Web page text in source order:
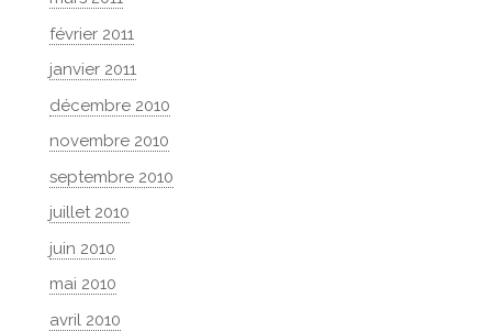
février 2011
janvier 2011
décembre 2010
novembre 2010
septembre 2010
juillet 2010
juin 2010
mai 2010
avril 2010